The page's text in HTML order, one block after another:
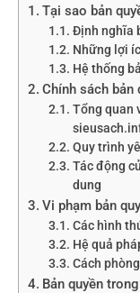
Tại sao bản
Định nghĩa
Những lợi
Hệ thống
Chính sách bản
Tổng quan
Quy trình
Tác động
dung
Vi phạm bản
Các hình
Hệ quả
Cách
Bản quyền